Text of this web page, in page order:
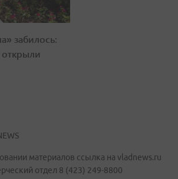
забилось:
материалов ссылка на vladnews.ru
отдел 8 (423) 249-8800